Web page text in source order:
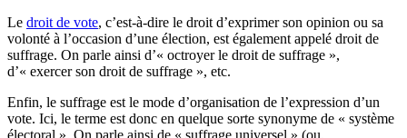
Le droit de vote, c’est-à-dire le droit d’exprimer son opinion ou sa
volonté à l’occasion d’une élection, est également appelé droit de
suffrage. On parle ainsi d’« octroyer le droit de suffrage »,
d’« exercer son droit de suffrage », etc.
Enfin, le suffrage est le mode d’organisation de l’expression d’un
vote. Ici, le terme est donc en quelque sorte synonyme de « système
électoral ». On parle ainsi de « suffrage universel » (ou,